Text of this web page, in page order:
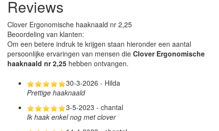
Reviews
Clover Ergonomische haaknaald nr 2,25
Beoordeling van klanten:
Om een betere indruk te krijgen staan hieronder een aantal
persoonlijke ervaringen van mensen die Clover Ergonomische
haaknaald nr 2,25 hebben ontvangen.
30-3-2026 - Hilda
Prettige haaknaald
3-5-2023 - chantal
Ik haak enkel nog met clover